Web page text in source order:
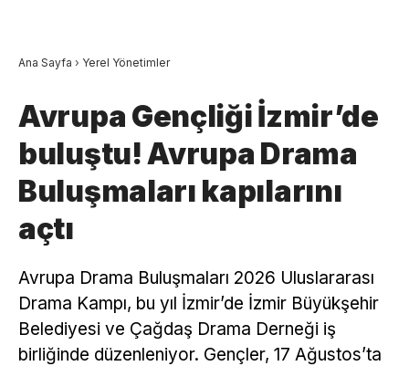
Ana Sayfa › Yerel Yönetimler
Avrupa Gençliği İzmir’de
buluştu! Avrupa Drama
Buluşmaları kapılarını
açtı
Avrupa Drama Buluşmaları 2026 Uluslararası
Drama Kampı, bu yıl İzmir’de İzmir Büyükşehir
Belediyesi ve Çağdaş Drama Derneği iş
birliğinde düzenleniyor. Gençler, 17 Ağustos’ta